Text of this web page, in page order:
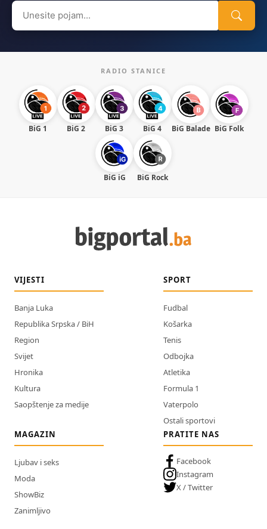
Search
for:
RADIO STANICE
BiG 1 BiG 2 BiG 3 BiG 4 BiG Balade BiG Folk
BiG iG BiG Rock
VIJESTI
Banja Luka
Republika Srpska / BiH
Region
Svijet
Hronika
Kultura
Saopštenje za medije
SPORT
Fudbal
Košarka
Tenis
Odbojka
Atletika
Formula 1
Vaterpolo
Ostali sportovi
MAGAZIN
Ljubav i seks
Moda
ShowBiz
Zanimljivo
PRATITE NAS
Facebook
Instagram
X / Twitter